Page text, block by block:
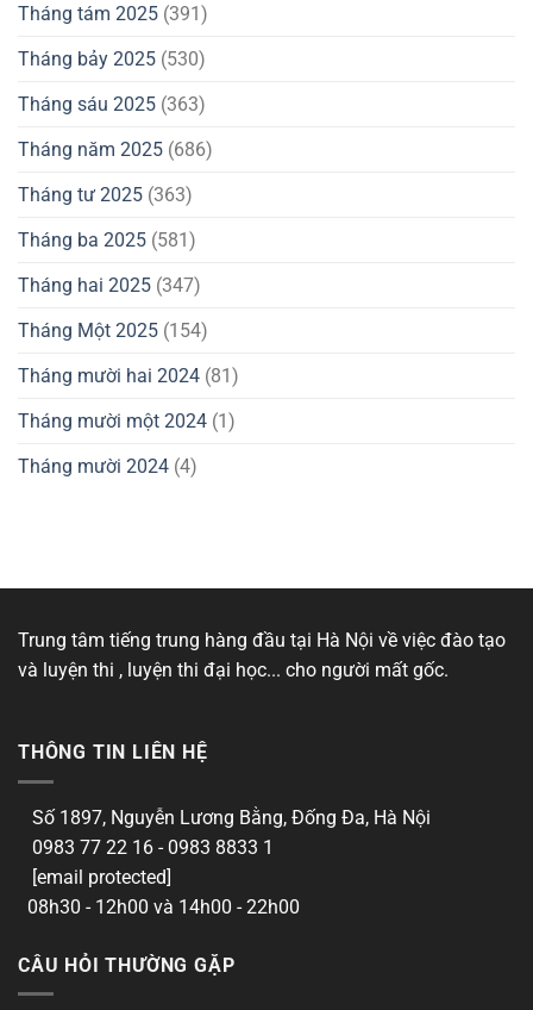
Tháng tám 2025 (391)
Tháng bảy 2025 (530)
Tháng sáu 2025 (363)
Tháng năm 2025 (686)
Tháng tư 2025 (363)
Tháng ba 2025 (581)
Tháng hai 2025 (347)
Tháng Một 2025 (154)
Tháng mười hai 2024 (81)
Tháng mười một 2024 (1)
Tháng mười 2024 (4)
Trung tâm tiếng trung hàng đầu tại Hà Nội về việc đào tạo
và luyện thi , luyện thi đại học... cho người mất gốc.
THÔNG TIN LIÊN HỆ
Số 1897, Nguyễn Lương Bằng, Đống Đa, Hà Nội
0983 77 22 16 - 0983 8833 1
[email protected]
08h30 - 12h00 và 14h00 - 22h00
CÂU HỎI THƯỜNG GẶP